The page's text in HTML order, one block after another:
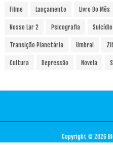
Filme Lançamento Livro Do Mês
Nosso Lar 2 Psicografia Suicídio
Transição Planetária Umbral
Cultura Depressão Novela
Copyright © 2026